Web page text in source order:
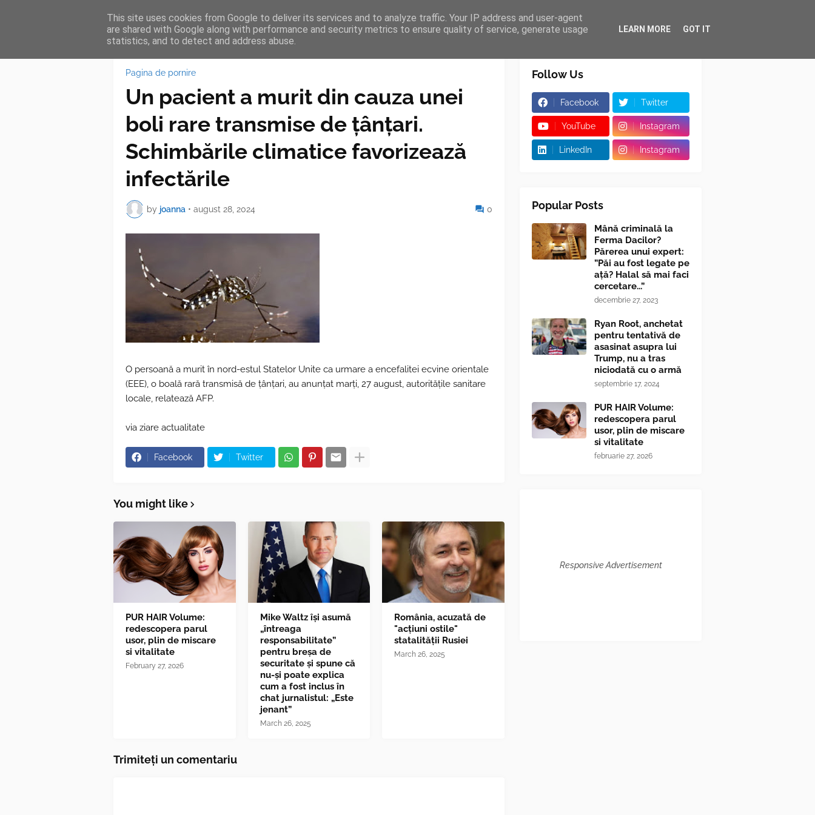
HOME FEATURES BLOGGER TIPOGRAPHY SHORTCODES
Pagina de pornire
Un pacient a murit din cauza unei
boli rare transmise de țânțari.
Schimbările climatice favorizează
infectările
by joanna • august 28, 2024 0
O persoană a murit în nord-estul Statelor Unite ca urmare a encefalitei ecvine orientale
(EEE), o boală rară transmisă de ţânţari, au anunţat marţi, 27 august, autorităţile sanitare
locale, relatează AFP.
via ziare actualitate
Facebook Twitter
You might like
PUR HAIR Volume:
redescopera parul
usor, plin de miscare
si vitalitate
February 27, 2026
Mike Waltz îşi asumă
„întreaga
responsabilitate”
pentru breşa de
securitate și spune că
nu-și poate explica
cum a fost inclus în
chat jurnalistul: „Este
jenant”
March 26, 2025
România, acuzată de
"acțiuni ostile"
statalității Rusiei
March 26, 2025
Trimiteți un comentariu
Follow Us
Facebook Twitter
YouTube Instagram
LinkedIn Instagram
Popular Posts
Mână criminală la
Ferma Dacilor?
Părerea unui expert:
”Păi au fost legate pe
ață? Halal să mai faci
cercetare...”
decembrie 27, 2023
Ryan Root, anchetat
pentru tentativă de
asasinat asupra lui
Trump, nu a tras
niciodată cu o armă
septembrie 17, 2024
PUR HAIR Volume:
redescopera parul
usor, plin de miscare
si vitalitate
februarie 27, 2026
Responsive Advertisement
This site uses cookies from Google to deliver its services and to analyze traffic. Your IP address and user-agent
are shared with Google along with performance and security metrics to ensure quality of service, generate usage
statistics, and to detect and address abuse.
LEARN MORE GOT IT